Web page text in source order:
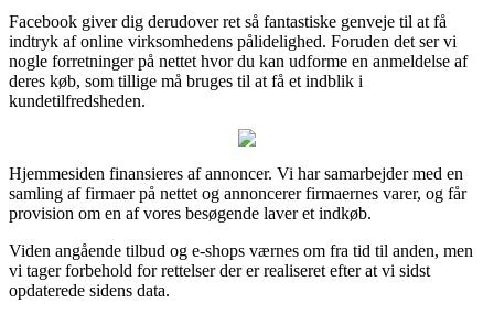
Facebook giver dig derudover ret så fantastiske genveje til at få
indtryk af online virksomhedens pålidelighed. Foruden det ser vi
nogle forretninger på nettet hvor du kan udforme en anmeldelse af
deres køb, som tillige må bruges til at få et indblik i
kundetilfredsheden.
Hjemmesiden finansieres af annoncer. Vi har samarbejder med en
samling af firmaer på nettet og annoncerer firmaernes varer, og får
provision om en af vores besøgende laver et indkøb.
Viden angående tilbud og e-shops værnes om fra tid til anden, men
vi tager forbehold for rettelser der er realiseret efter at vi sidst
opdaterede sidens data.